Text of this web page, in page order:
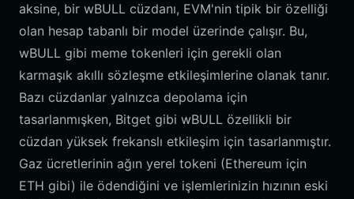
aksine, bir wBULL cüzdanı, EVM'nin tipik bir özelliği
olan hesap tabanlı bir model üzerinde çalışır. Bu,
wBULL gibi meme tokenleri için gerekli olan
karmaşık akıllı sözleşme etkileşimlerine olanak tanır.
Bazı cüzdanlar yalnızca depolama için
tasarlanmışken, Bitget gibi wBULL özellikli bir
cüzdan yüksek frekanslı etkileşim için tasarlanmıştır.
Gaz ücretlerinin ağın yerel tokeni (Ethereum için
ETH gibi) ile ödendiğini ve işlemlerinizin hızının eski